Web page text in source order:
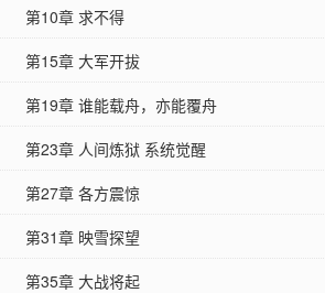
第10章 求不得
第15章 大军开拔
第19章 谁能载舟，亦能覆舟
第23章 人间炼狱 系统觉醒
第27章 各方震惊
第31章 映雪探望
第35章 大战将起